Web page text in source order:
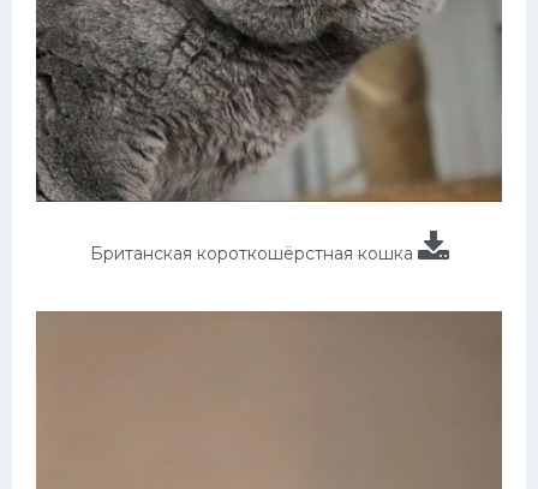
Британская короткошёрстная кошка